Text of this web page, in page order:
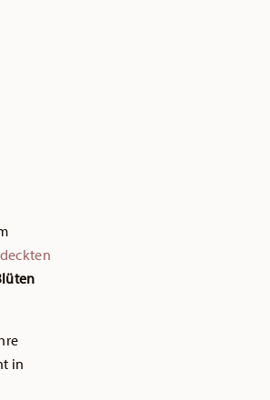
in